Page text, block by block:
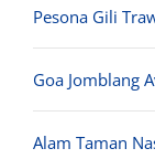
Pesona Gili
Goa Jomblang
Alam Taman